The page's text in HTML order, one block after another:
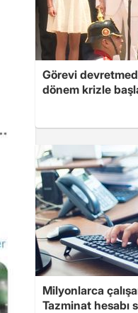
Görevi
dönem krizle
Milyonlarca
Tazminat hesabı